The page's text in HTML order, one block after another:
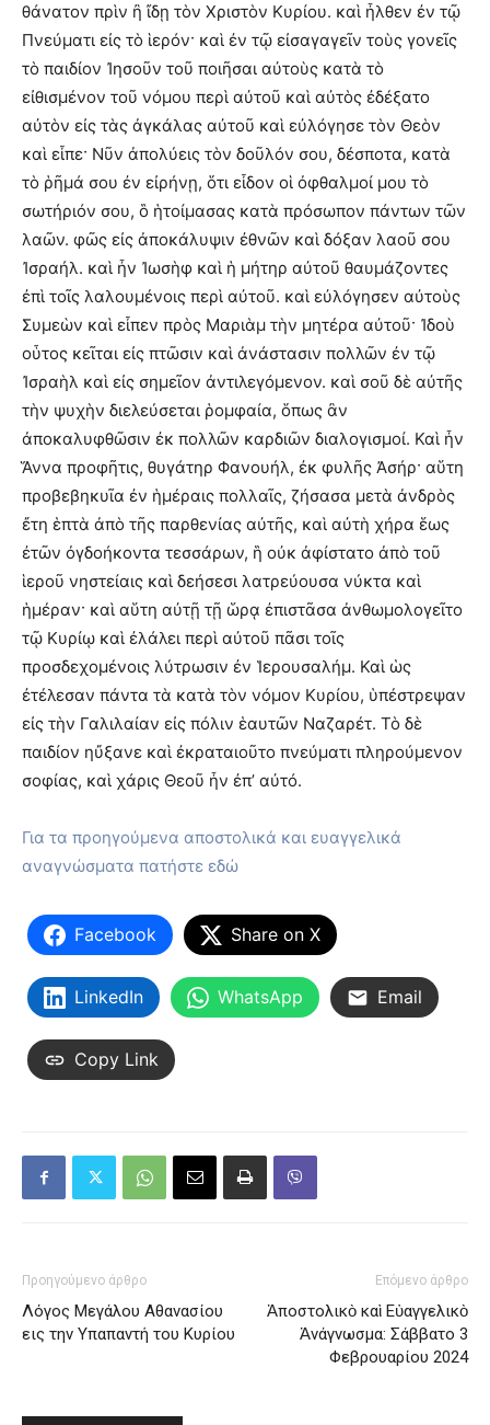
θάνατον πρὶν ἢ ἴδῃ τὸν Χριστὸν Κυρίου. καὶ ἦλθεν ἐν τῷ
Πνεύματι εἰς τὸ ἱερόν· καὶ ἐν τῷ εἰσαγαγεῖν τοὺς γονεῖς
τὸ παιδίον Ἰησοῦν τοῦ ποιῆσαι αὐτοὺς κατὰ τὸ
εἰθισμένον τοῦ νόμου περὶ αὐτοῦ καὶ αὐτὸς ἐδέξατο
αὐτὸν εἰς τὰς ἀγκάλας αὐτοῦ καὶ εὐλόγησε τὸν Θεὸν
καὶ εἶπε· Νῦν ἀπολύεις τὸν δοῦλόν σου, δέσποτα, κατὰ
τὸ ῥῆμά σου ἐν εἰρήνῃ, ὅτι εἶδον οἱ ὀφθαλμοί μου τὸ
σωτήριόν σου, ὃ ἡτοίμασας κατὰ πρόσωπον πάντων τῶν
λαῶν. φῶς εἰς ἀποκάλυψιν ἐθνῶν καὶ δόξαν λαοῦ σου
Ἰσραήλ. καὶ ἦν Ἰωσὴφ καὶ ἡ μήτηρ αὐτοῦ θαυμάζοντες
ἐπὶ τοῖς λαλουμένοις περὶ αὐτοῦ. καὶ εὐλόγησεν αὐτοὺς
Συμεὼν καὶ εἶπεν πρὸς Μαριὰμ τὴν μητέρα αὐτοῦ· Ἰδοὺ
οὗτος κεῖται εἰς πτῶσιν καὶ ἀνάστασιν πολλῶν ἐν τῷ
Ἰσραὴλ καὶ εἰς σημεῖον ἀντιλεγόμενον. καὶ σοῦ δὲ αὐτῆς
τὴν ψυχὴν διελεύσεται ῥομφαία, ὅπως ἂν
ἀποκαλυφθῶσιν ἐκ πολλῶν καρδιῶν διαλογισμοί. Καὶ ἦν
Ἅννα προφῆτις, θυγάτηρ Φανουήλ, ἐκ φυλῆς Ἀσήρ· αὕτη
προβεβηκυῖα ἐν ἡμέραις πολλαῖς, ζήσασα μετὰ ἀνδρὸς
ἔτη ἑπτὰ ἀπὸ τῆς παρθενίας αὐτῆς, καὶ αὐτὴ χήρα ἕως
ἐτῶν ὀγδοήκοντα τεσσάρων, ἣ οὐκ ἀφίστατο ἀπὸ τοῦ
ἱεροῦ νηστείαις καὶ δεήσεσι λατρεύουσα νύκτα καὶ
ἡμέραν· καὶ αὕτη αὐτῇ τῇ ὥρᾳ ἐπιστᾶσα ἀνθωμολογεῖτο
τῷ Κυρίῳ καὶ ἐλάλει περὶ αὐτοῦ πᾶσι τοῖς
προσδεχομένοις λύτρωσιν ἐν Ἱερουσαλήμ. Καὶ ὡς
ἐτέλεσαν πάντα τὰ κατὰ τὸν νόμον Κυρίου, ὑπέστρεψαν
εἰς τὴν Γαλιλαίαν εἰς πόλιν ἑαυτῶν Ναζαρέτ. Τὸ δὲ
παιδίον ηὔξανε καὶ ἐκραταιοῦτο πνεύματι πληρούμενον
σοφίας, καὶ χάρις Θεοῦ ἦν ἐπ’ αὐτό.
Για τα προηγούμενα αποστολικά και ευαγγελικά
αναγνώσματα πατήστε εδώ
Facebook Share on X
LinkedIn WhatsApp Email
Copy Link
Προηγούμενο άρθρο
Λόγος Μεγάλου Αθανασίου
εις την Υπαπαντή του Κυρίου
Επόμενο άρθρο
Ἀποστολικὸ καὶ Εὐαγγελικὸ
Ἀνάγνωσμα: Σάββατο 3
Φεβρουαρίου 2024